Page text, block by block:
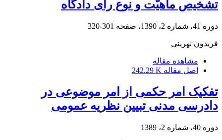
تشخیص ماهیّت و نوع رأی دادگاه
دوره 41، شماره 2، 1390، صفحه 301-320
فریدون نهرینی
مشاهده مقاله
اصل مقاله 242.29 K
تفکیک امر حکمی از امر موضوعی در
دادرسی مدنی تبیین نظریه عمومی
دوره 40، شماره 2، 1389